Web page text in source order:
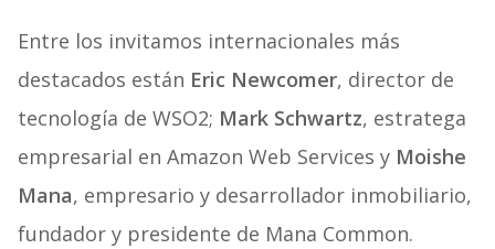
Entre los invitamos internacionales más
destacados están Eric Newcomer, director de
tecnología de WSO2; Mark Schwartz, estratega
empresarial en Amazon Web Services y Moishe
Mana, empresario y desarrollador inmobiliario,
fundador y presidente de Mana Common.